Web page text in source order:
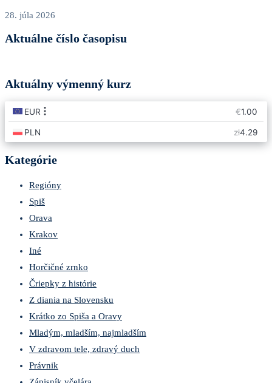
28. júla 2026
Aktuálne číslo časopisu
Aktuálny výmenný kurz
Kategórie
Regióny
Spiš
Orava
Krakov
Iné
Horčičné zrnko
Čriepky z histórie
Z diania na Slovensku
Krátko zo Spiša a Oravy
Mladým, mladším, najmladším
V zdravom tele, zdravý duch
Právnik